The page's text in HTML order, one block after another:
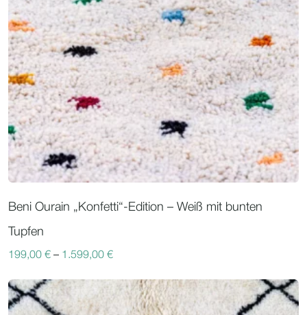
Beni Ourain „Konfetti“-Edition – Weiß mit bunten
Tupfen
199,00 € – 1.599,00 €